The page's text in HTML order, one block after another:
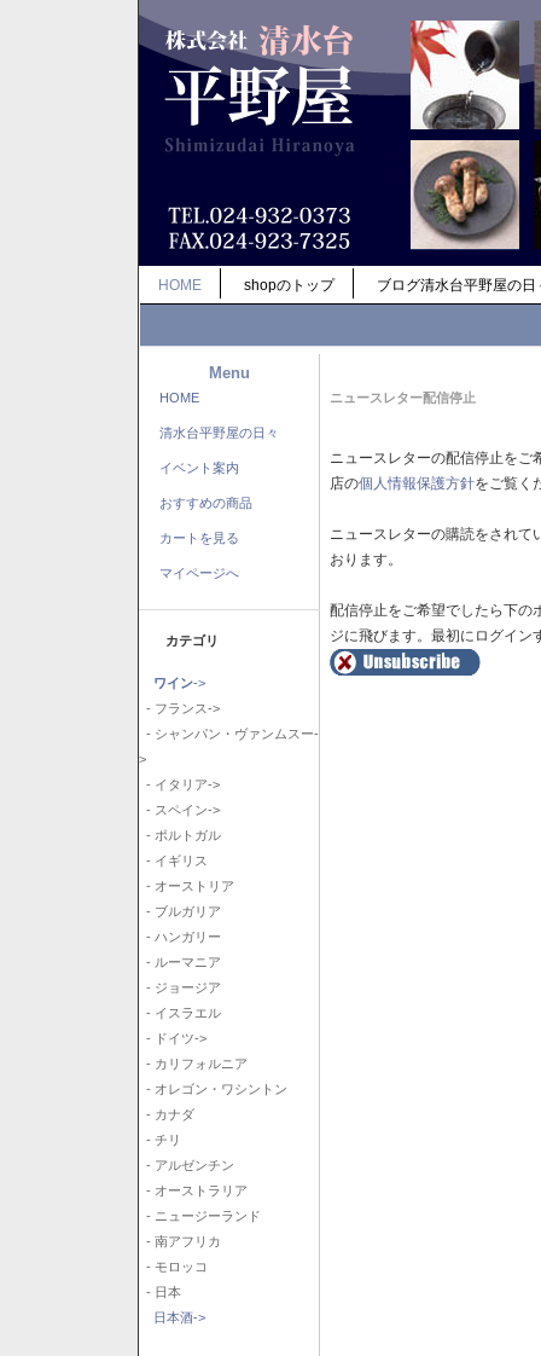
HOME shopのトップ ブログ清水台平野屋の日
Menu
HOME
清水台平野屋の日々
イベント案内
おすすめの商品
カートを見る
マイページへ
カテゴリ
ワイン->
- フランス->
- シャンパン・ヴァンムスー-
>
- イタリア->
- スペイン->
- ポルトガル
- イギリス
- オーストリア
- ブルガリア
- ハンガリー
- ルーマニア
- ジョージア
- イスラエル
- ドイツ->
- カリフォルニア
- オレゴン・ワシントン
- カナダ
- チリ
- アルゼンチン
- オーストラリア
- ニュージーランド
- 南アフリカ
- モロッコ
- 日本
日本酒->
ニュースレター配信停止
ニュースレターの配信停止を
店の個人情報保護方針をご覧く
ニュースレターの購読をされ
おります。
配信停止をご希望でしたら下の
ジに飛びます。最初にログイン